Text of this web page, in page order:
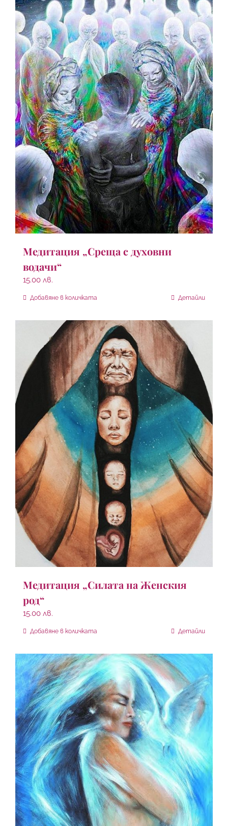
Медитация „Среща с духовни
водачи“
15.00 лв.
Добавяне в количката Детайли
Медитация „Силата на Женския
род“
15.00 лв.
Добавяне в количката Детайли